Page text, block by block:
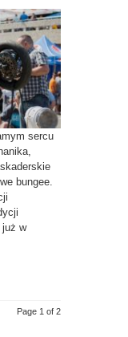
sercu
bungee.
już w
Page 1 of 2